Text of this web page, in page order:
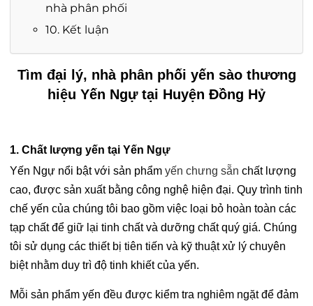
nhà phân phối
10. Kết luận
Tìm đại lý, nhà phân phối yến sào thương
hiệu Yến Ngự tại Huyện Đồng Hỷ
1. Chất lượng yến tại Yến Ngự
Yến Ngự nổi bật với sản phẩm yến chưng sẵn chất lượng
cao, được sản xuất bằng công nghệ hiện đại. Quy trình tinh
chế yến của chúng tôi bao gồm việc loại bỏ hoàn toàn các
tạp chất để giữ lại tinh chất và dưỡng chất quý giá. Chúng
tôi sử dụng các thiết bị tiên tiến và kỹ thuật xử lý chuyên
biệt nhằm duy trì độ tinh khiết của yến.
Mỗi sản phẩm yến đều được kiểm tra nghiêm ngặt để đảm